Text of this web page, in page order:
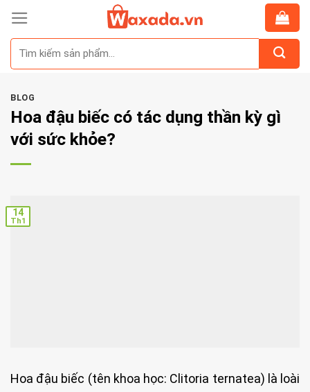
Skip
content
BLOG
Hoa đậu biếc có tác dụng thần kỳ gì
với sức khỏe?
14
Th1
Hoa đậu biếc (tên khoa học: Clitoria ternatea) là loài